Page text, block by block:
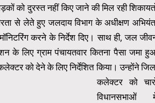
को दुरस्त नहीं किए जाने की मिल रही
से लेते हुए जलदाय विभाग के अधीक्षण
करने के निर्देश दिए। साथ ही, जल
के लिए ग्राम पंचायतवार कितना पैसा जमा
को देने के लिए निर्देशित किया। उन्होंने
कलेक्टर को
विधानसभाओं